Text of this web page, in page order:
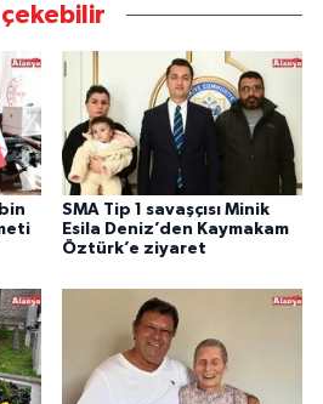
çekebilir
SMA Tip 1 savaşçısı Minik
Esila Deniz’den Kaymakam
Öztürk’e ziyaret